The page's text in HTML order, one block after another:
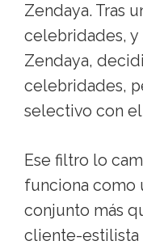
Zendaya. Tras
celebridades, y
Zendaya,
celebridades,
selectivo con
Ese filtro lo
funciona como
conjunto más
cliente-estilista